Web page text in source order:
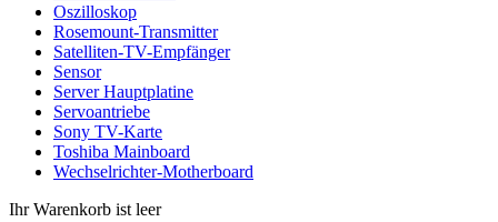
Oszilloskop
Rosemount-Transmitter
Satelliten-TV-Empfänger
Sensor
Server Hauptplatine
Servoantriebe
Sony TV-Karte
Toshiba Mainboard
Wechselrichter-Motherboard
Ihr Warenkorb ist leer